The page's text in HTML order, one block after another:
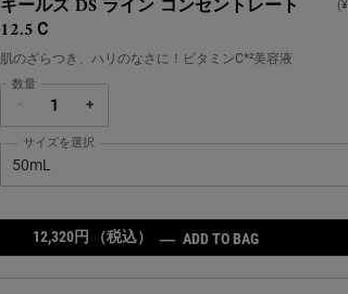
キールズ DS ライン コンセントレート
12.5Ｃ
肌のざらつき、ハリのなさに！ビタミンC*²美容液
数量
+
キールズ DS ライン コンセントレート 12.5Ｃ の サイズ を
50mL
サイズを選択
12,320円 （税込） ― ADD TO BAGキールズ DS